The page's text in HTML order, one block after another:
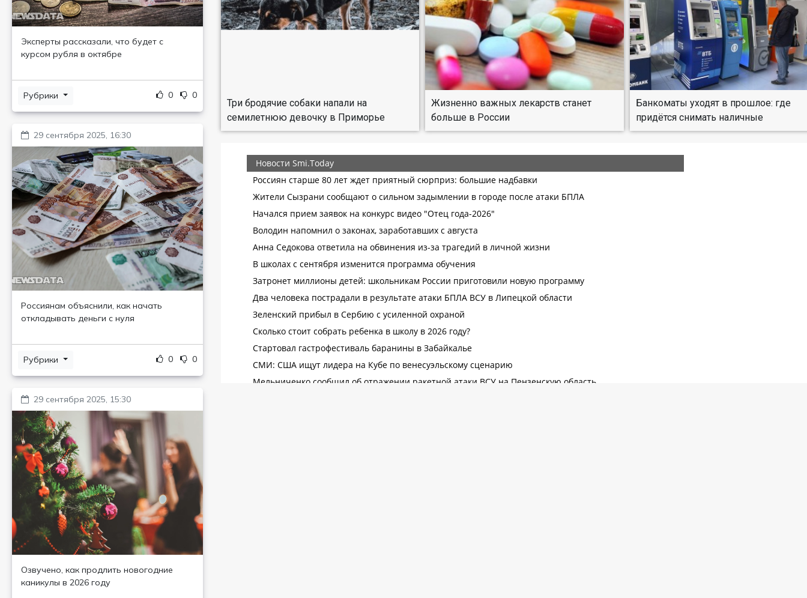
Эксперты рассказали, что будет с
курсом рубля в октябре
Рубрики 0 0
29 сентября 2025, 16:30
Россиянам объяснили, как начать
откладывать деньги с нуля
Рубрики 0 0
29 сентября 2025, 15:30
Озвучено, как продлить новогодние
каникулы в 2026 году
Три бродячие собаки напали на
семилетнюю девочку в Приморье
Жизненно важных лекарств станет
больше в России
Банкоматы уходят в прошлое: где
придётся снимать наличные